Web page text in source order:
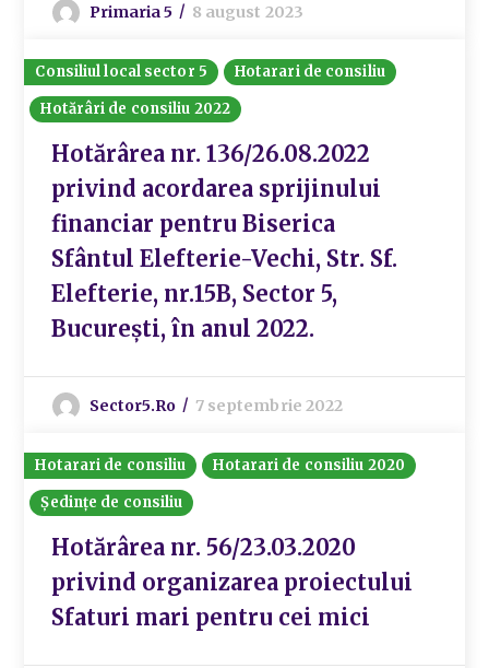
Primaria 5 8 august 2023
Consiliul local sector 5
Hotarari de consiliu
Hotărâri de consiliu 2022
Hotărârea nr. 136/26.08.2022
privind acordarea sprijinului
financiar pentru Biserica
Sfântul Elefterie-Vechi, Str. Sf.
Elefterie, nr.15B, Sector 5,
București, în anul 2022.
Sector5.ro 7 septembrie 2022
Hotarari de consiliu
Hotarari de consiliu 2020
Ședințe de consiliu
Hotărârea nr. 56/23.03.2020
privind organizarea proiectului
Sfaturi mari pentru cei mici